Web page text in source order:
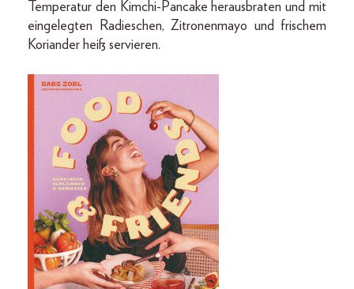
Temperatur den Kimchi-Pancake herausbraten und mit
eingelegten Radieschen, Zitronenmayo und frischem
Koriander heiß servieren.